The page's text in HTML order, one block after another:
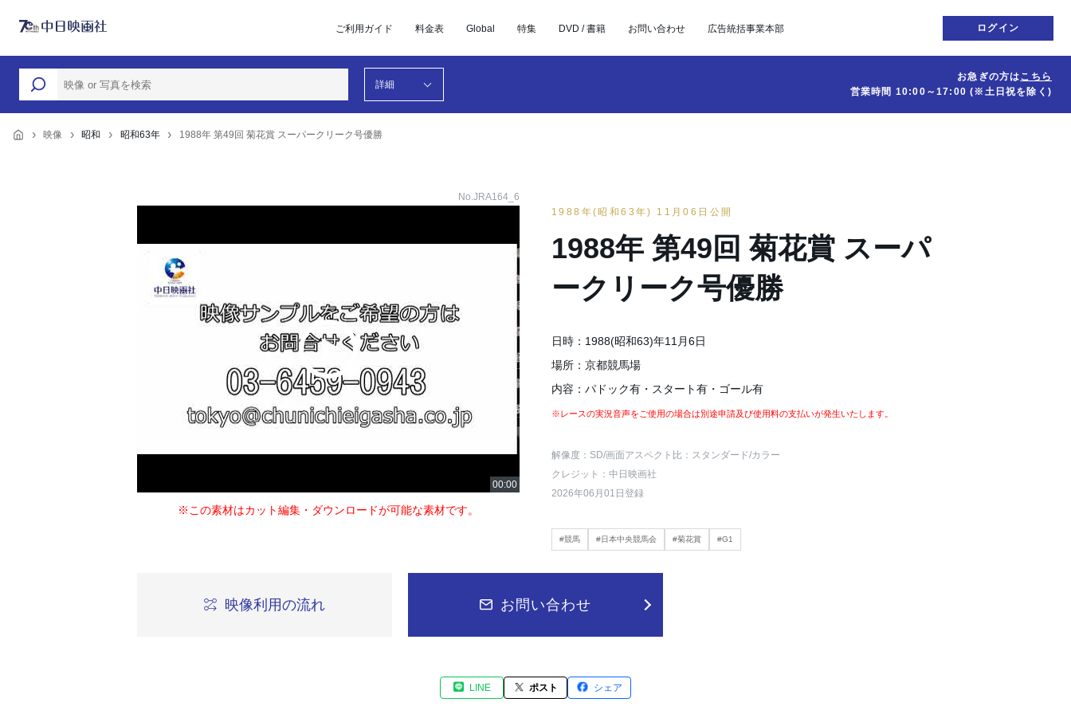
ご利用ガイド 料金表 Global 特集 DVD / 書籍 お問い合わせ 広告統括事業本部 ログイン
詳細
お急ぎの方はこちら
営業時間 10:00～17:00(※土日祝を除く)
映像 昭和 昭和63年 1988年 第49回 菊花賞 スーパークリーク号優勝
No.JRA164_6
※この素材はカット編集・ダウンロードが可能な素材です。
1988年(昭和63年) 11月06日公開
1988年 第49回 菊花賞 スーパ
ークリーク号優勝
日時：1988(昭和63)年11月6日
場所：京都競馬場
内容：パドック有・スタート有・ゴール有
※レースの実況音声をご使用の場合は別途申請及び使用料の支払いが発生いたします。
解像度：SD/画面アスペクト比：スタンダード/カラー
クレジット：中日映画社
2026年06月01日登録
#競馬 #日本中央競馬会 #菊花賞 #G1
映像利用の流れ お問い合わせ
LINE ポスト シェア